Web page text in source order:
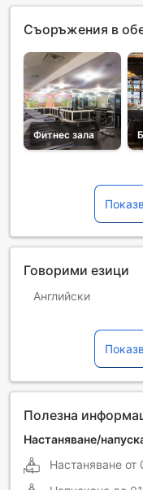
Съоръжения в
Фитнес зала
Говорими езици
Английски
Португалски
Френски
Полезна
Настаняване/
Настаняване от